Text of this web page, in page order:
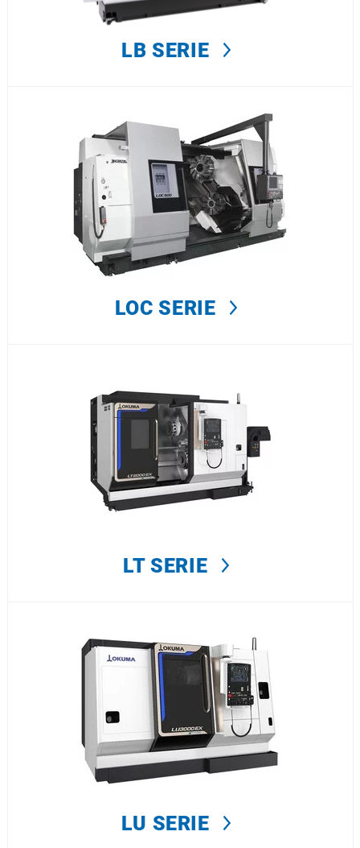
LB SERIE
LOC SERIE
LT SERIE
LU SERIE